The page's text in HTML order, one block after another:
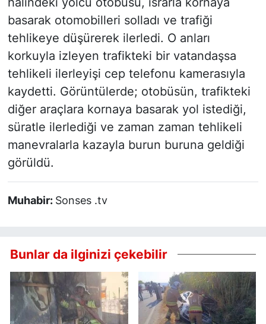
basarak otomobilleri solladı ve trafiği
tehlikeye düşürerek ilerledi. O anları
korkuyla izleyen trafikteki bir vatandaşsa
tehlikeli ilerleyişi cep telefonu kamerasıyla
kaydetti. Görüntülerde; otobüsün, trafikteki
diğer araçlara kornaya basarak yol istediği,
süratle ilerlediği ve zaman zaman tehlikeli
manevralarla kazayla burun buruna geldiği
görüldü.
Muhabir: Sonses .tv
Bunlar da ilginizi çekebilir